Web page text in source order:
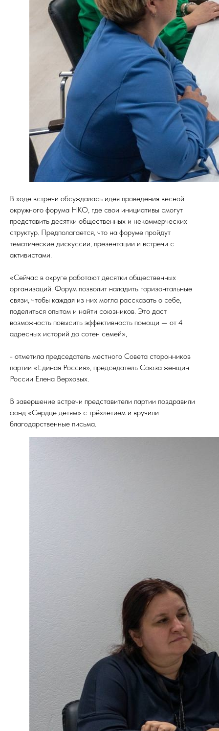
В ходе встречи обсуждалась идея проведения весной
окружного форума НКО, где свои инициативы смогут
представить десятки общественных и некоммерческих
структур. Предполагается, что на форуме пройдут
тематические дискуссии, презентации и встречи с
активистами.
«Сейчас в округе работают десятки общественных
организаций. Форум позволит наладить горизонтальные
связи, чтобы каждая из них могла рассказать о себе,
поделиться опытом и найти союзников. Это даст
возможность повысить эффективность помощи — от 4
адресных историй до сотен семей»,
- отметила председатель местного Совета сторонников
партии «Единая Россия», председатель Союза женщин
России Елена Верховых.
В завершение встречи представители партии поздравили
фонд «Сердце детям» с трёхлетием и вручили
благодарственные письма.